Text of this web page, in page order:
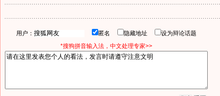
用户： 匿名 隐藏地址
设为辩论话题
*搜狗拼音输入法，中文处理专家>>